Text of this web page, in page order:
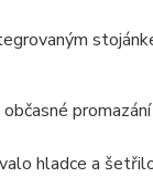
hladce a